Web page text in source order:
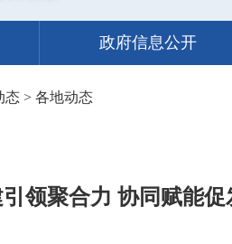
政府信息公开
态> 各地动态
引领聚合力 协同赋能